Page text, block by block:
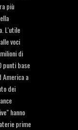
più
L'utile
voci
di
punti base
America a
dei
hanno
prime